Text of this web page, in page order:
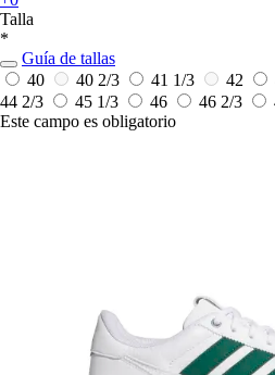
Talla
*
Guía de tallas
40
40 2/3 41 1/3 42
44 2/3
45 1/3 46 46 2/3
Este campo es obligatorio